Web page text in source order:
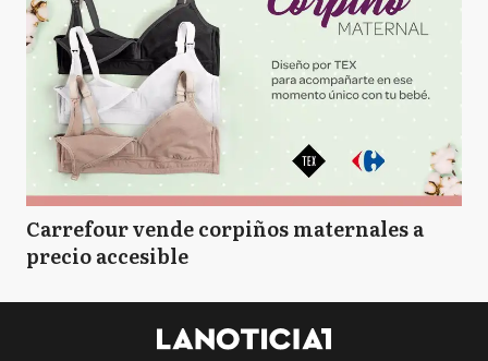
Carrefour vende corpiños maternales a
precio accesible